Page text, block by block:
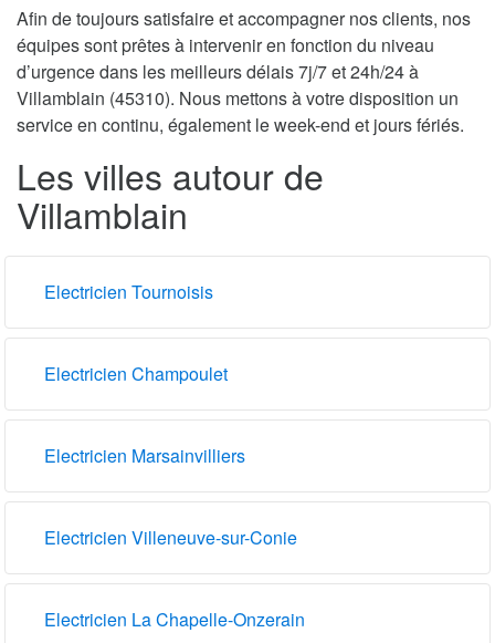
Afin de toujours satisfaire et accompagner nos clients, nos
équipes sont prêtes à intervenir en fonction du niveau
d’urgence dans les meilleurs délais 7j/7 et 24h/24 à
Villamblain (45310). Nous mettons à votre disposition un
service en continu, également le week-end et jours fériés.
Les villes autour de
Villamblain
Electricien Tournoisis
Electricien Champoulet
Electricien Marsainvilliers
Electricien Villeneuve-sur-Conie
Electricien La Chapelle-Onzerain